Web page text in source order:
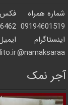
شماره همراه
فکس
09194601519
اینستاگرام
namaksaraa@
آجر نمک